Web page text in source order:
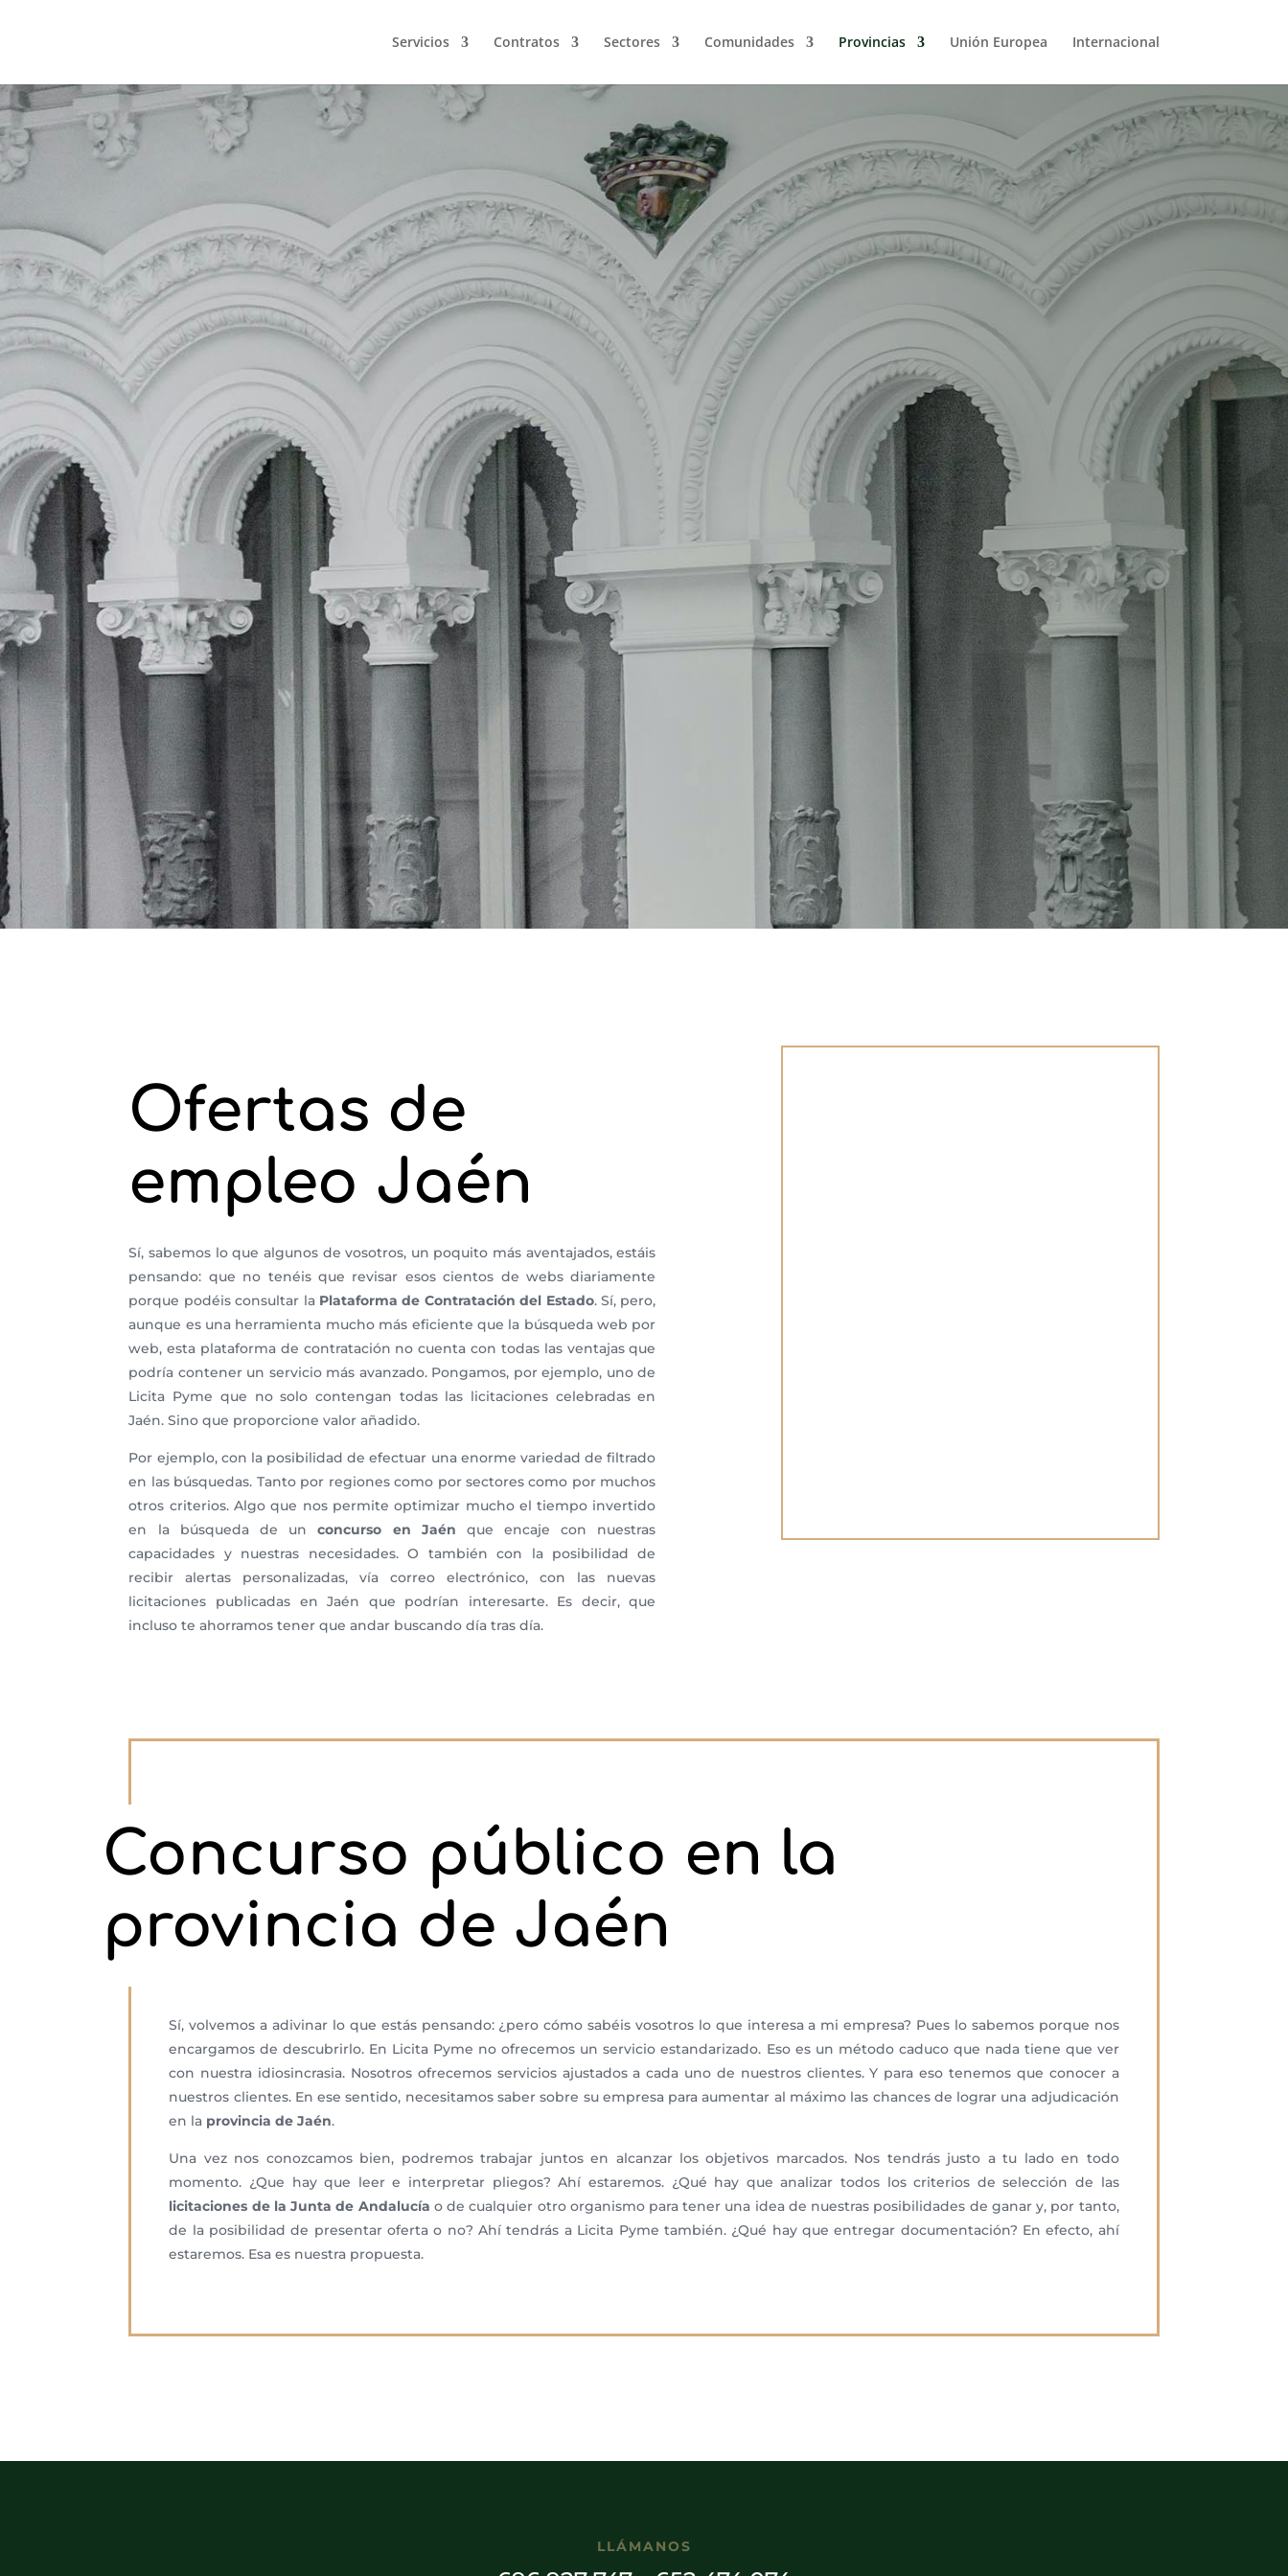
Servicios Contratos Sectores Comunidades Provincias Unión Europea Internacional
Escríbenos para que podamos
encontrar el servicio que mejor se
adapta a tus necesidades:
He leido lapolítica de privacidady acceso a la
gestión de mis datos por parte de esta web.
Licitaciones Jaén
¿Cuántas veces has revisado el perfil del contratante del Ayuntamiento de
Jaén? ¿Cuántas veces has revisado el perfil del contratante de la Universidad de
Jaén? ¿Cuántas veces has presentado ofertas de candidaturas a algún concurso
o subasta pública celebrada en la provincia de Jaén? Muchas. Muchas. Y
muchas. Y, sin embargo, hasta ahora nos has conseguido los resultados que
buscabas con las
licitaciones en Jaén
. Y tenemos una mala noticia para ti y para
tu empresa: probablemente tampoco los consigas. Al menos no siguiendo esa
Consultar todos y cada uno de los perfiles del contratante de cada organismo
de la administración pública de la provincia de Jaén no es un método
demasiado esperanzador. Todo lo contrario: consume muchos recursos de la
empresa a la hora de encontrarofertas de empleo en Jaén . Además, y a menos
que consultes los 97 perfiles del contratante de todos los ayuntamientos de la
provincia andaluza, así como del resto de organismos autónomos, estarás
perdiéndote suculentas oportunidades de trabajo. Implica renunciar a muchas
posibilidades.
696 927 747 652 474 074
Ofertas de
empleo Jaén
Sí, sabemos lo que algunos de vosotros, un poquito más aventajados, estáis
pensando: que no tenéis que revisar esos cientos de webs diariamente
porque podéis consultar la Plataforma de Contratación del Estado. Sí, pero,
aunque es una herramienta mucho más eficiente que la búsqueda web por
web, esta plataforma de contratación no cuenta con todas las ventajas que
podría contener un servicio más avanzado. Pongamos, por ejemplo, uno de
Licita Pyme que no solo contengan todas las licitaciones celebradas en
Jaén. Sino que proporcione valor añadido.
Por ejemplo, con la posibilidad de efectuar una enorme variedad de filtrado
en las búsquedas. Tanto por regiones como por sectores como por muchos
otros criterios. Algo que nos permite optimizar mucho el tiempo invertido
en la búsqueda de unconcurso en Jaén que encaje con nuestras
capacidades y nuestras necesidades. O también con la posibilidad de
recibir alertas personalizadas, vía correo electrónico, con las nuevas
licitaciones publicadas en Jaén que podrían interesarte. Es decir, que
incluso te ahorramos tener que andar buscando día tras día.
Concurso público en la
provincia de Jaén
Sí, volvemos a adivinar lo que estás pensando: ¿pero cómo sabéis vosotros lo que interesa a mi empresa? Pues lo sabemos porque nos
encargamos de descubrirlo. En Licita Pyme no ofrecemos un servicio estandarizado. Eso es un método caduco que nada tiene que ver
con nuestra idiosincrasia. Nosotros ofrecemos servicios ajustados a cada uno de nuestros clientes. Y para eso tenemos que conocer a
nuestros clientes. En ese sentido, necesitamos saber sobre su empresa para aumentar al máximo las chances de lograr una adjudicación
en la provincia de Jaén.
Una vez nos conozcamos bien, podremos trabajar juntos en alcanzar los objetivos marcados. Nos tendrás justo a tu lado en todo
momento. ¿Que hay que leer e interpretar pliegos? Ahí estaremos. ¿Qué hay que analizar todos los criterios de selección de las
licitaciones de la Junta de Andalucía o de cualquier otro organismo para tener una idea de nuestras posibilidades de ganar y, por tanto,
de la posibilidad de presentar oferta o no? Ahí tendrás a Licita Pyme también. ¿Qué hay que entregar documentación? En efecto, ahí
estaremos. Esa es nuestra propuesta.
LLÁMANOS